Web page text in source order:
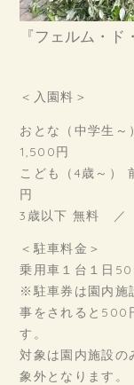
『フェルム・ド
＜入園料＞
おとな（中学生
1,500円
こども（4歳～）
円
3歳以下 無料 ／
＜駐車料金＞
乗用車１台１日
※駐車券は園内施
事をされると500
す。
対象は園内施設の
象外となります。